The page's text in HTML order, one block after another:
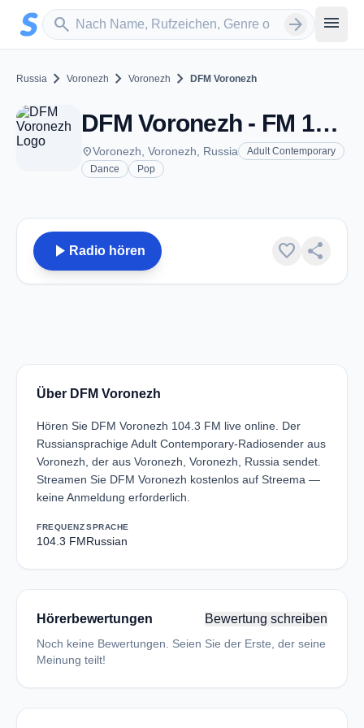
Zum Hauptinhalt springen
search
Sender suchen arrow_forward menu
Russia chevron_right Voronezh chevron_right Voronezh chevron_right DFM Voronezh
DFM Voronezh - FM 104.3 - Voronezh
placeVoronezh, Voronezh, Russia
Adult Contemporary
Dance
Pop
play_arrow Radio hören favorite share
Über DFM Voronezh
Hören Sie DFM Voronezh 104.3 FM live online. Der
Russiansprachige Adult Contemporary-Radiosender aus
Voronezh, der aus Voronezh, Voronezh, Russia sendet.
Streamen Sie DFM Voronezh kostenlos auf Streema —
keine Anmeldung erforderlich.
FREQUENZ
104.3 FM
SPRACHE
Russian
Hörerbewertungen Bewertung schreiben
Noch keine Bewertungen. Seien Sie der Erste, der seine
Meinung teilt!